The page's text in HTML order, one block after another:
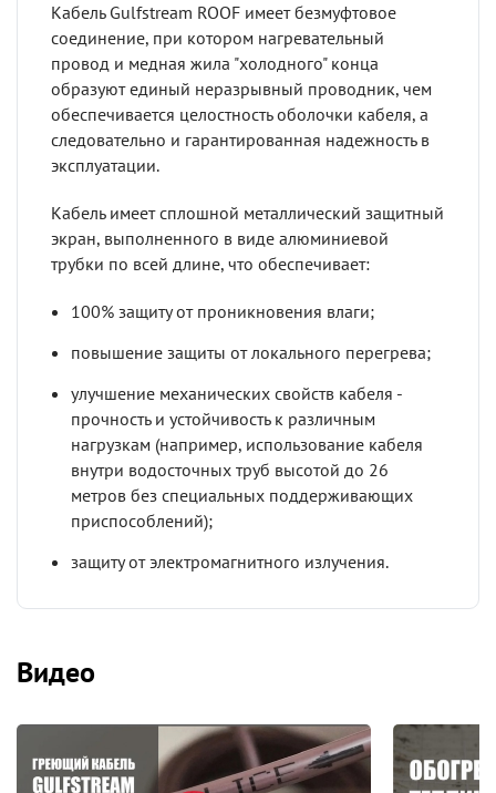
Кабель Gulfstream ROOF имеет безмуфтовое
соединение, при котором нагревательный
провод и медная жила "холодного" конца
образуют единый неразрывный проводник, чем
обеспечивается целостность оболочки кабеля, а
следовательно и гарантированная надежность в
эксплуатации.
Кабель имеет сплошной металлический защитный
экран, выполненного в виде алюминиевой
трубки по всей длине, что обеспечивает:
100% защиту от проникновения влаги;
повышение защиты от локального перегрева;
улучшение механических свойств кабеля -
прочность и устойчивость к различным
нагрузкам (например, использование кабеля
внутри водосточных труб высотой до 26
метров без специальных поддерживающих
приспособлений);
защиту от электромагнитного излучения.
Видео